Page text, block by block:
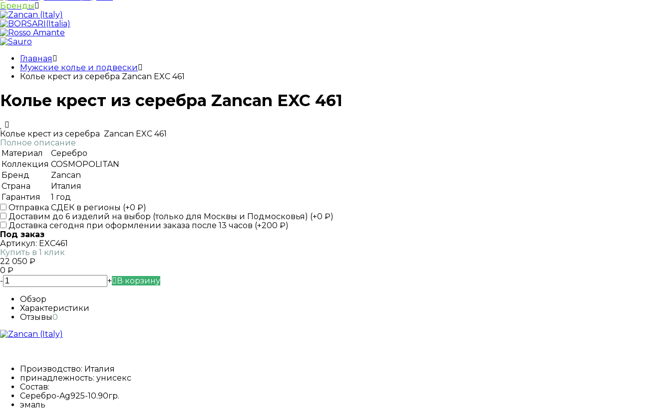
Бренды
Главная
Мужские колье и подвески
Колье крест из серебра Zancan EXC 461
Колье крест из серебра Zancan EXC 461
Колье крест из серебра Zancan EXC 461
Полное описание
Материал
Серебро
Коллекция COSMOPOLITAN
Бренд
Zancan
Страна
Италия
Гарантия
1 год
Отправка СДЕК в регионы (+0 ₽)
Доставим до 6 изделий на выбор (только для Москвы и Подмосковья) (+0 ₽)
Доставка сегодня при оформлении заказа после 13 часов (+200 ₽)
Под заказ
Артикул: EXC461
Купить в 1 клик
22 050 ₽
0 ₽
-
+
В корзину
Обзор
Характеристики
Отзывы0
Производство: Италия
принадлежность: унисекс
Состав:
Серебро-Ag925-10.90гр.
эмаль